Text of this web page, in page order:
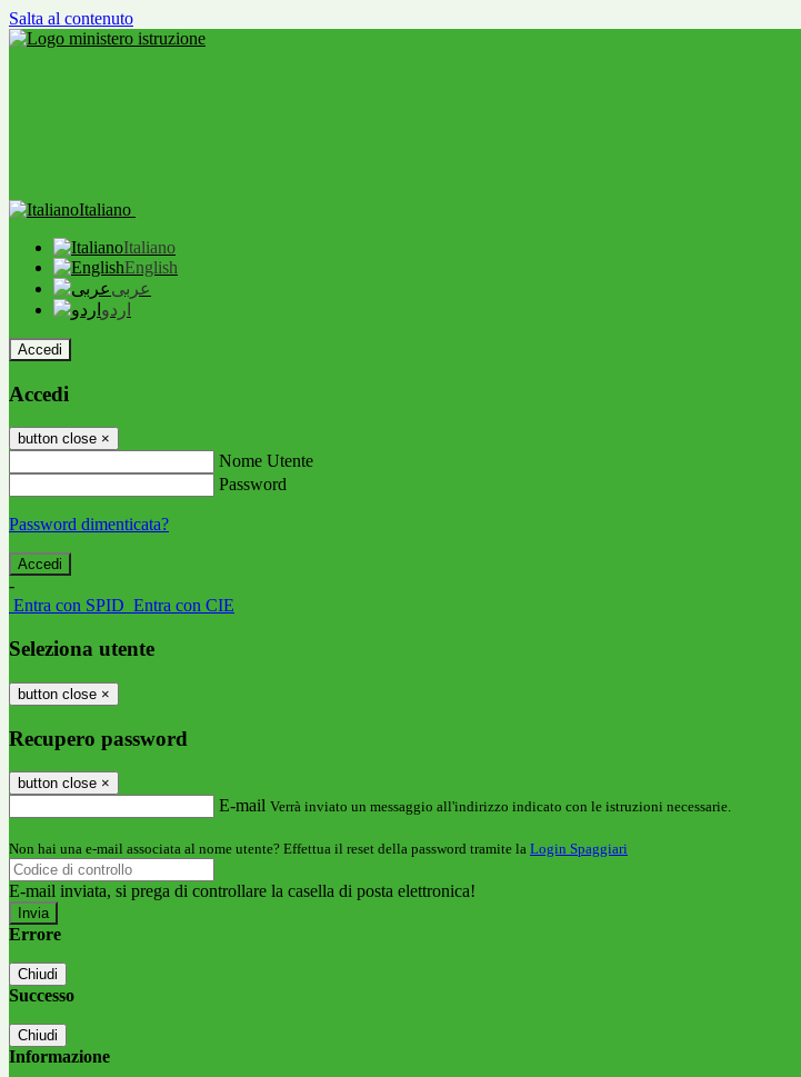
Salta al contenuto
Italiano
Italiano
English
عربى
اردو
Accedi
Accedi
button close ×
Nome Utente
Password
Password dimenticata?
-
Entra con SPID Entra con CIE
Seleziona utente
button close ×
Recupero password
button close ×
E-mail Verrà inviato un messaggio all'indirizzo indicato con le istruzioni necessarie.
Non hai una e-mail associata al nome utente? Effettua il reset della password tramite la Login Spaggiari
E-mail inviata, si prega di controllare la casella di posta elettronica!
Errore
Chiudi
Successo
Chiudi
Informazione